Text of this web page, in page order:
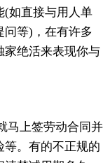
(如直接与用人单
问等)，在有许多
家绝活来表现你与
马上签劳动合同并
等。有的不正规的